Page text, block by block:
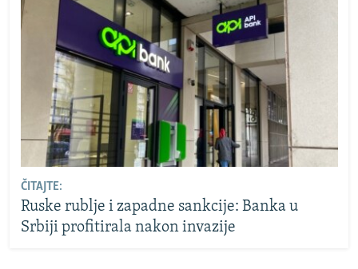
ČITAJTE:
Ruske rublje i zapadne sankcije: Banka u
Srbiji profitirala nakon invazije